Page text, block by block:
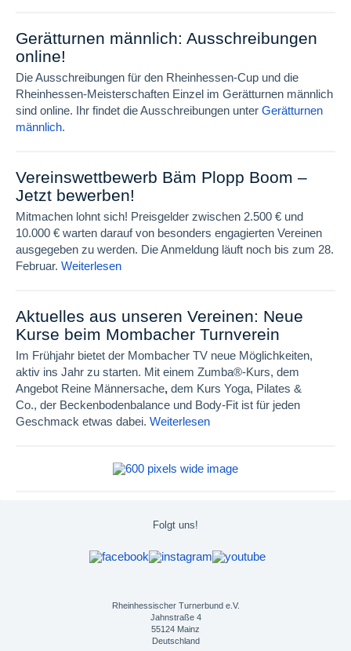
Gerätturnen männlich: Ausschreibungen
online!
Die Ausschreibungen für den Rheinhessen-Cup und die
Rheinhessen-Meisterschaften Einzel im Gerätturnen männlich
sind online. Ihr findet die Ausschreibungen unter Gerätturnen
männlich.
Vereinswettbewerb Bäm Plopp Boom –
Jetzt bewerben!
Mitmachen lohnt sich! Preisgelder zwischen 2.500 € und
10.000 € warten darauf von besonders engagierten Vereinen
ausgegeben zu werden. Die Anmeldung läuft noch bis zum 28.
Februar. Weiterlesen
Aktuelles aus unseren Vereinen: Neue
Kurse beim Mombacher Turnverein
Im Frühjahr bietet der Mombacher TV neue Möglichkeiten,
aktiv ins Jahr zu starten. Mit einem Zumba®-Kurs, dem
Angebot Reine Männersache, dem Kurs Yoga, Pilates &
Co., der Beckenbodenbalance und Body-Fit ist für jeden
Geschmack etwas dabei. Weiterlesen
Folgt uns!
Rheinhessischer Turnerbund e.V.
Jahnstraße 4
55124 Mainz
Deutschland